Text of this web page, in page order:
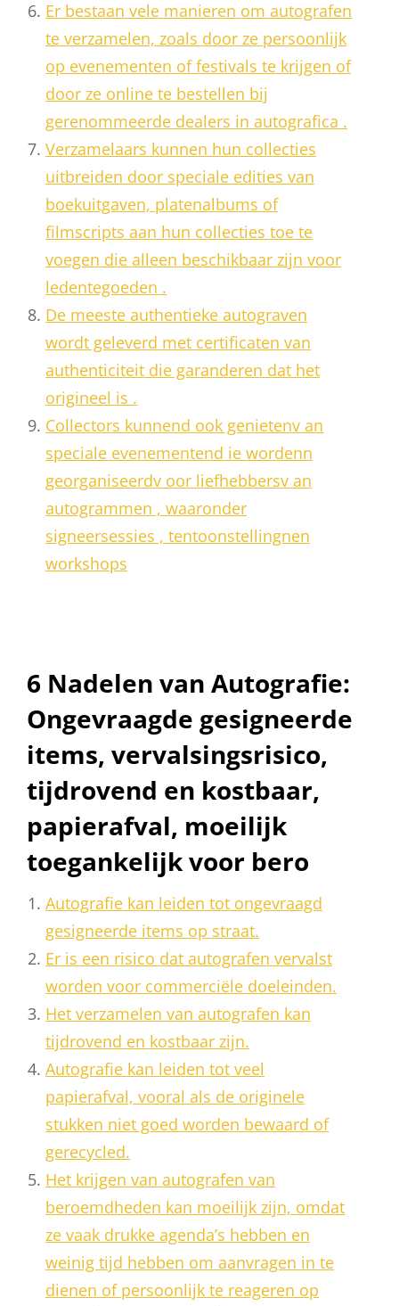
Er bestaan ​​vele manieren om autografen
te verzamelen, zoals door ze persoonlijk
op evenementen of festivals te krijgen of
door ze online te bestellen bij
gerenommeerde dealers in autografica .
Verzamelaars kunnen hun collecties
uitbreiden door speciale edities van
boekuitgaven, platenalbums of
filmscripts aan hun collecties toe te
voegen die alleen beschikbaar zijn voor
ledentegoeden .
De meeste authentieke autograven
wordt geleverd met certificaten van
authenticiteit die garanderen dat het
origineel is .
Collectors kunnend ook genietenv an
speciale evenementend ie wordenn
georganiseerdv oor liefhebbersv an
autogrammen , waaronder
signeersessies , tentoonstellingnen
workshops
6 Nadelen van Autografie:
Ongevraagde gesigneerde
items, vervalsingsrisico,
tijdrovend en kostbaar,
papierafval, moeilijk
toegankelijk voor bero
Autografie kan leiden tot ongevraagd
gesigneerde items op straat.
Er is een risico dat autografen vervalst
worden voor commerciële doeleinden.
Het verzamelen van autografen kan
tijdrovend en kostbaar zijn.
Autografie kan leiden tot veel
papierafval, vooral als de originele
stukken niet goed worden bewaard of
gerecycled.
Het krijgen van autografen van
beroemdheden kan moeilijk zijn, omdat
ze vaak drukke agenda’s hebben en
weinig tijd hebben om aanvragen in te
dienen of persoonlijk te reageren op